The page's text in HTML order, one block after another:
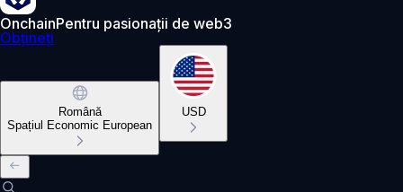
OnchainPentru pasionații de web3
Obțineți
Română
Spațiul Economic European
USD